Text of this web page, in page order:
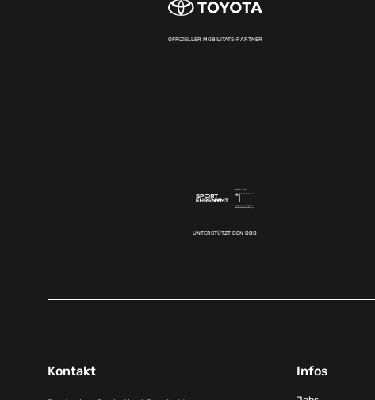
OFFIZIELLER MOBILITÄTS-PARTNER
UNTERSTÜTZT DEN DBB
Kontakt Infos